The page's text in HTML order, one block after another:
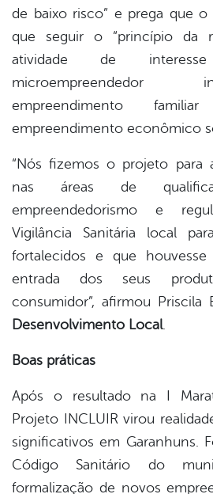
de baixo risco” e prega que
que seguir o “princípio da
atividade de
empreendimento
empreendimento econômico
“Nós fizemos o projeto para
nas áreas de
empreendedorismo e
Vigilância Sanitária local
fortalecidos e que
entrada dos seus
consumidor”, afirmou Priscila
Desenvolvimento Local.
Boas práticas
Após o resultado na I
Projeto INCLUIR virou
significativos em Garanhuns.
Código Sanitário do
formalização de novos